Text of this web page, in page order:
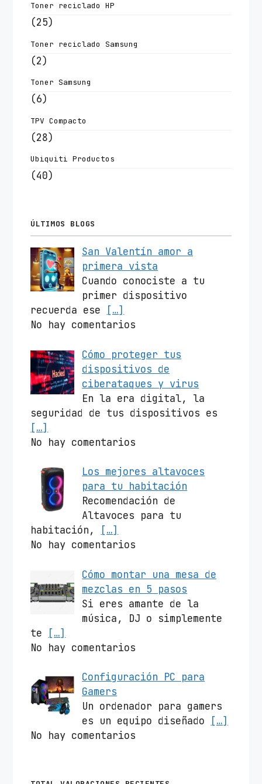
Toner reciclado HP
(25)
Toner reciclado Samsung
(2)
Toner Samsung
(6)
TPV Compacto
(28)
Ubiquiti Productos
(40)
ÚLTIMOS BLOGS
San Valentín amor a
primera vista
Cuando conociste a tu
primer dispositivo
recuerda ese
[…]
No hay comentarios
Cómo proteger tus
dispositivos de
ciberataques y virus
En la era digital, la
seguridad de tus dispositivos es
[…]
No hay comentarios
Los mejores altavoces
para tu habitación
Recomendación de
Altavoces para tu
habitación,
[…]
No hay comentarios
Cómo montar una mesa de
mezclas en 5 pasos
Si eres amante de la
música, DJ o simplemente
te
[…]
No hay comentarios
Configuración PC para
Gamers
Un ordenador para gamers
es un equipo diseñado
[…]
No hay comentarios